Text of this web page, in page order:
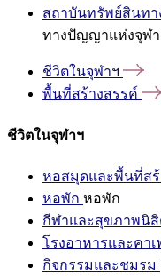
สถาบันทรัพย์สินท
ทางปัญญาแห่งจุฬา
ชีวิตในจุฬาฯ
พื้นที่สร้างสรรค์
ชีวิตในจุฬาฯ
หอสมุดและพื้นที่สร้
หอพัก หอพัก
กีฬาและสุขภาพนิ
โรงอาหารและคาเ
กิจกรรมและชมรม